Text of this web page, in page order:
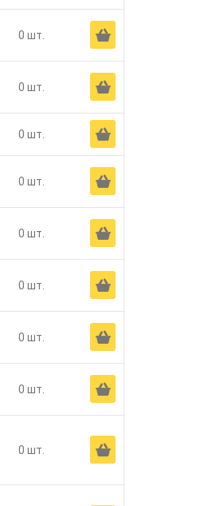
0 шт. Ä
0 шт. Ä
0 шт. Ä
0 шт. Ä
0 шт. Ä
0 шт. Ä
0 шт. Ä
0 шт. Ä
0 шт. Ä